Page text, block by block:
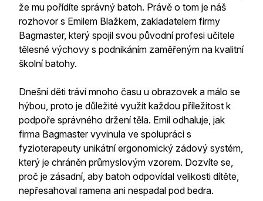
že mu pořídíte správný batoh. Právě o tom je náš
rozhovor s Emilem Blažkem, zakladatelem firmy
Bagmaster, který spojil svou původní profesi učitele
tělesné výchovy s podnikáním zaměřeným na kvalitní
školní batohy.
Dnešní děti tráví mnoho času u obrazovek a málo se
hýbou, proto je důležité využít každou příležitost k
podpoře správného držení těla. Emil odhaluje, jak
firma Bagmaster vyvinula ve spolupráci s
fyzioterapeuty unikátní ergonomický zádový systém,
který je chráněn průmyslovým vzorem. Dozvíte se,
proč je zásadní, aby batoh odpovídal velikosti dítěte,
nepřesahoval ramena ani nespadal pod bedra.